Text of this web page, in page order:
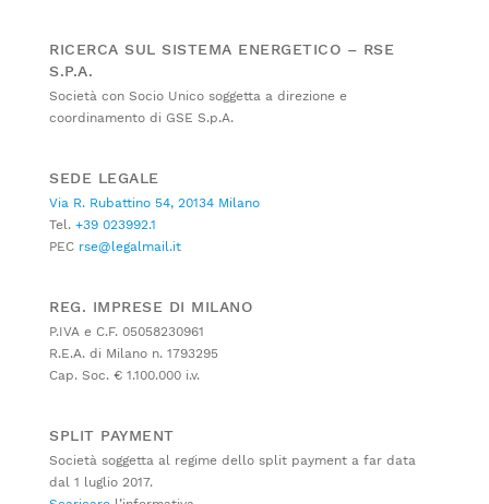
RICERCA SUL SISTEMA ENERGETICO – RSE
S.P.A.
Società con Socio Unico soggetta a direzione e
coordinamento di GSE S.p.A.
SEDE LEGALE
Via R. Rubattino 54, 20134 Milano
Tel. +39 023992.1
PEC rse@legalmail.it
REG. IMPRESE DI MILANO
P.IVA e C.F. 05058230961
R.E.A. di Milano n. 1793295
Cap. Soc. € 1.100.000 i.v.
SPLIT PAYMENT
Società soggetta al regime dello split payment a far data
dal 1 luglio 2017.